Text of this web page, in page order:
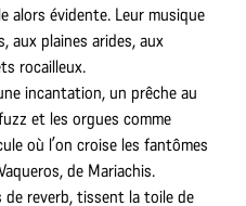
alors évidente. Leur musique
aux plaines arides, aux
rocailleux.
incantation, un prêche au
et les orgues comme
où l’on croise les fantômes
de Mariachis.
de reverb, tissent la toile de